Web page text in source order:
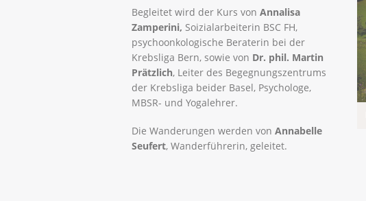
Begleitet wird der Kurs von Annalisa
Zamperini, Soizialarbeiterin BSC FH,
psychoonkologische Beraterin bei der
Krebsliga Bern, sowie von Dr. phil. Martin
Prätzlich, Leiter des Begegnungszentrums
der Krebsliga beider Basel, Psychologe,
MBSR- und Yogalehrer.
Die Wanderungen werden von Annabelle
Seufert, Wanderführerin, geleitet.